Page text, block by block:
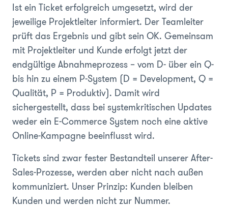
Ist ein Ticket erfolgreich umgesetzt, wird der
jeweilige Projektleiter informiert. Der Teamleiter
prüft das Ergebnis und gibt sein OK. Gemeinsam
mit Projektleiter und Kunde erfolgt jetzt der
endgültige Abnahmeprozess – vom D- über ein Q-
bis hin zu einem P-System (D = Development, Q =
Qualität, P = Produktiv). Damit wird
sichergestellt, dass bei systemkritischen Updates
weder ein E-Commerce System noch eine aktive
Online-Kampagne beeinflusst wird.
Tickets sind zwar fester Bestandteil unserer After-
Sales-Prozesse, werden aber nicht nach außen
kommuniziert. Unser Prinzip: Kunden bleiben
Kunden und werden nicht zur Nummer.